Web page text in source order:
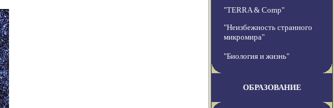
"TERRA & Comp"
"Неизбежность странного
микромира"
"Биология и жизнь"
ОБРАЗОВАНИЕ